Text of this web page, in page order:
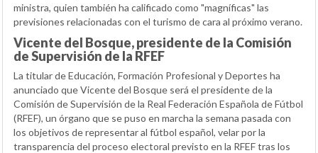
ministra, quien también ha calificado como "magníficas" las
previsiones relacionadas con el turismo de cara al próximo verano.
Vicente del Bosque, presidente de la Comisión
de Supervisión de la RFEF
La titular de Educación, Formación Profesional y Deportes ha
anunciado que Vicente del Bosque será el presidente de la
Comisión de Supervisión de la Real Federación Española de Fútbol
(RFEF), un órgano que se puso en marcha la semana pasada con
los objetivos de representar al fútbol español, velar por la
transparencia del proceso electoral previsto en la RFEF tras los